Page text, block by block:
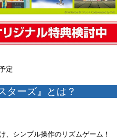
定
ターズ』とは？
シンプル操作のリズムゲーム！